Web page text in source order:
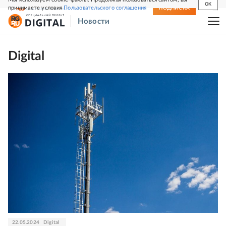
принимаете условияПользовательского соглашения
OK
СВЕЖИЙ НОМЕР ПОДПИСКА
Новости
Digital
22.05.2024 Digital